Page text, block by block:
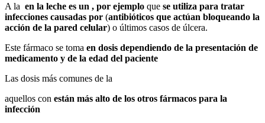
A la en la leche es un , por ejemplo que se utiliza para tratar
infecciones causadas por (antibióticos que actúan bloqueando la
acción de la pared celular) o últimos casos de úlcera.
Este fármaco se toma en dosis dependiendo de la presentación de
medicamento y de la edad del paciente
Las dosis más comunes de la
aquellos con están más alto de los otros fármacos para la
infección